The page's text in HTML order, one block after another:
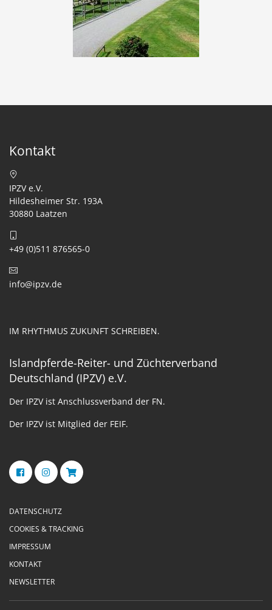
Kontakt
IPZV e.V.
Hildesheimer Str. 193A
30880 Laatzen
+49 (0)511 876565-0
info@ipzv.de
IM RHYTHMUS ZUKUNFT SCHREIBEN.
Islandpferde-Reiter- und Züchterverband
Deutschland (IPZV) e.V.
Der IPZV ist Anschlussverband der FN.
Der IPZV ist Mitglied der FEIF.
DATENSCHUTZ
COOKIES & TRACKING
IMPRESSUM
KONTAKT
NEWSLETTER